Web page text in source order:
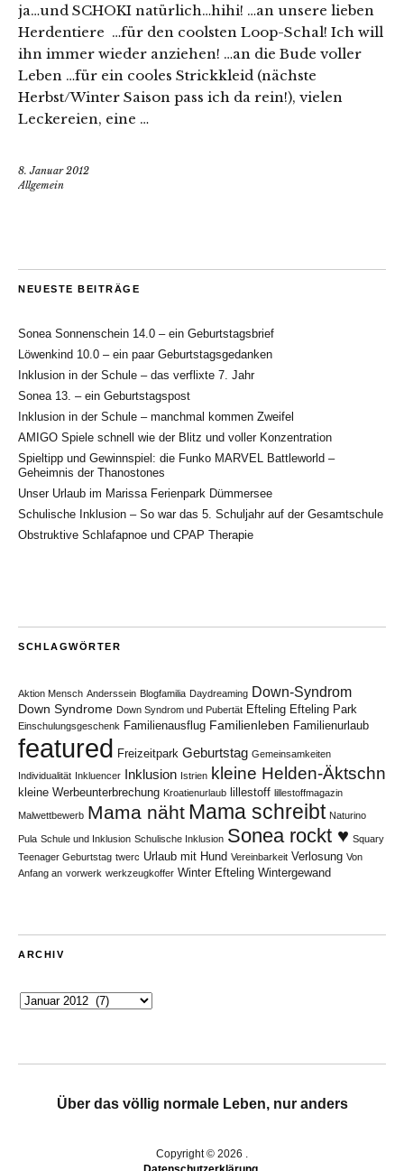
ja…und SCHOKI natürlich…hihi! …an unsere lieben
Herdentiere …für den coolsten Loop-Schal! Ich will
ihn immer wieder anziehen! …an die Bude voller
Leben …für ein cooles Strickkleid (nächste
Herbst/Winter Saison pass ich da rein!), vielen
Leckereien, eine …
8. Januar 2012
Allgemein
NEUESTE BEITRÄGE
Sonea Sonnenschein 14.0 – ein Geburtstagsbrief
Löwenkind 10.0 – ein paar Geburtstagsgedanken
Inklusion in der Schule – das verflixte 7. Jahr
Sonea 13. – ein Geburtstagspost
Inklusion in der Schule – manchmal kommen Zweifel
AMIGO Spiele schnell wie der Blitz und voller Konzentration
Spieltipp und Gewinnspiel: die Funko MARVEL Battleworld –
Geheimnis der Thanostones
Unser Urlaub im Marissa Ferienpark Dümmersee
Schulische Inklusion – So war das 5. Schuljahr auf der Gesamtschule
Obstruktive Schlafapnoe und CPAP Therapie
SCHLAGWÖRTER
Aktion Mensch Anderssein Blogfamilia Daydreaming Down-Syndrom
Down Syndrome Down Syndrom und Pubertät Efteling Efteling Park
Einschulungsgeschenk Familienausflug Familienleben Familienurlaub
featured Freizeitpark Geburtstag Gemeinsamkeiten
Individualität Inkluencer Inklusion Istrien kleine Helden-Äktschn
kleine Werbeunterbrechung Kroatienurlaub lillestoff lillestoffmagazin
Malwettbewerb Mama näht Mama schreibt Naturino
Pula Schule und Inklusion Schulische Inklusion Sonea rockt ♥ Squary
Teenager Geburtstag twerc Urlaub mit Hund Vereinbarkeit Verlosung Von
Anfang an vorwerk werkzeugkoffer Winter Efteling Wintergewand
ARCHIV
Archiv
Über das völlig normale Leben, nur anders
Copyright © 2026